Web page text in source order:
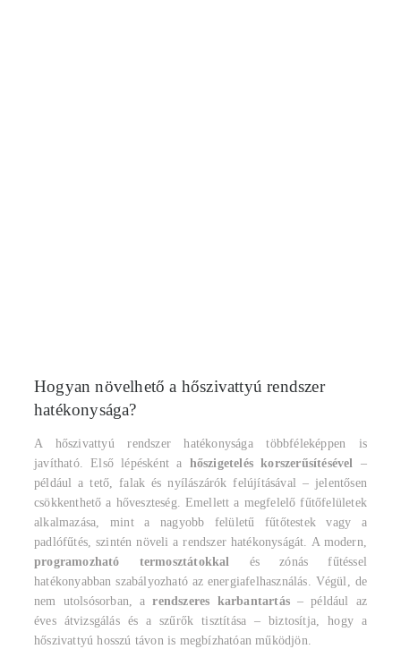
Hogyan növelhető a hőszivattyú rendszer
hatékonysága?
A hőszivattyú rendszer hatékonysága többféleképpen is
javítható. Első lépésként a hőszigetelés korszerűsítésével –
például a tető, falak és nyílászárók felújításával – jelentősen
csökkenthető a hőveszteség. Emellett a megfelelő fűtőfelületek
alkalmazása, mint a nagyobb felületű fűtőtestek vagy a
padlófűtés, szintén növeli a rendszer hatékonyságát. A modern,
programozható termosztátokkal és zónás fűtéssel
hatékonyabban szabályozható az energiafelhasználás. Végül, de
nem utolsósorban, a rendszeres karbantartás – például az
éves átvizsgálás és a szűrők tisztítása – biztosítja, hogy a
hőszivattyú hosszú távon is megbízhatóan működjön.